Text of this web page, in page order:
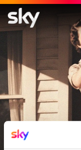
Ed Gein -